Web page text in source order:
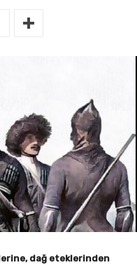
dağ eteklerinden